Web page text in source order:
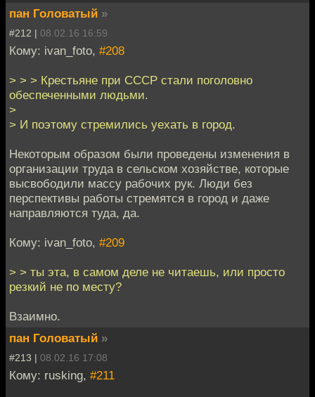
пан Головатый »
#212 | 08.02.16 16:59
Кому: ivan_foto, #208
> > > Крестьяне при СССР стали поголовно
обеспеченными людьми.
>
> И поэтому стремились уехать в город.
Некоторым образом были проведены изменения в
организации труда в сельском хозяйстве, которые
высвободили массу рабочих рук. Люди без
перспективы работы стремятся в город и даже
направляются туда, да.
Кому: ivan_foto, #209
> > ты эта, в самом деле не читаешь, или просто
резкий не по месту?
Взаимно.
пан Головатый »
#213 | 08.02.16 17:08
Кому: rusking, #211